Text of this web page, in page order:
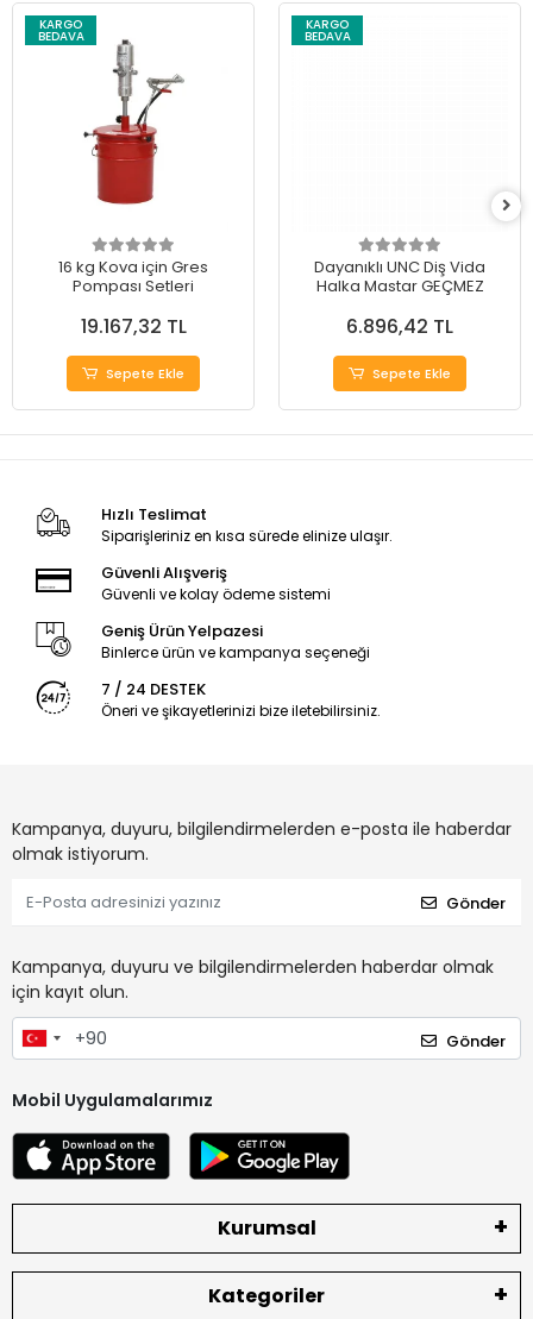
KARGO
BEDAVA
16 kg Kova için Gres
Pompası Setleri
19.167,32 TL
Sepete Ekle
KARGO
BEDAVA
Dayanıklı UNC Diş Vida
Halka Mastar GEÇMEZ
6.896,42 TL
Sepete Ekle
Hızlı Teslimat
Siparişleriniz en kısa sürede elinize ulaşır.
Güvenli Alışveriş
Güvenli ve kolay ödeme sistemi
Geniş Ürün Yelpazesi
Binlerce ürün ve kampanya seçeneği
7 / 24 DESTEK
Öneri ve şikayetlerinizi bize iletebilirsiniz.
Kampanya, duyuru, bilgilendirmelerden e-posta ile haberdar
olmak istiyorum.
Gönder
Kampanya, duyuru ve bilgilendirmelerden haberdar olmak
için kayıt olun.
Gönder
Mobil Uygulamalarımız
Kurumsal
Kategoriler